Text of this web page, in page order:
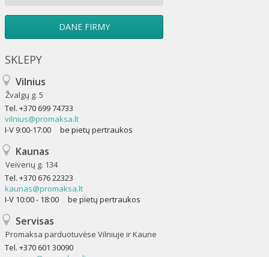
DANE FIRMY
SKLEPY
Vilnius
Žvalgų g. 5
Tel. +370 699 74733
vilnius@promaksa.lt
I-V 9:00-17:00 be pietų pertraukos
Kaunas
Veiverių g. 134
Tel. +370 676 22323
kaunas@promaksa.lt
I-V 10:00 - 18:00 be pietų pertraukos
Servisas
Promaksa parduotuvėse Vilniuje ir Kaune
Tel. +370 601 30090